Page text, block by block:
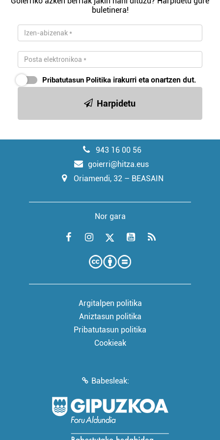
buletinera!
Pribatutasun Politika irakurri eta onartzen dut.
Harpidetu
943 16 00 56
goierri@hitza.eus
Oriamendi, 32 – BEASAIN
Nor gara
Argitalpen politika
Aniztasun politika
Pribatutasun politika
Cookieak
Babesleak: